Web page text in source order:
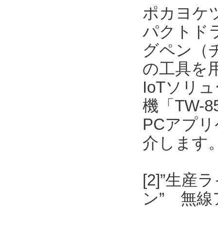
ポカヨケ
パクトド
グペン（
の工具を
IoTソリ
機「TW-
PCアプ
介します
[2]”生産
ン” 無線